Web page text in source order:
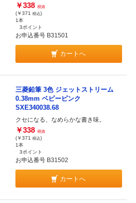
￥338 税抜
(￥371 税込)
1本
3ポイント
お申込番号 B31501
カートへ
三菱鉛筆 3色 ジェットストリーム
0.38mm ベビーピンク
SXE340038.68
クセになる、なめらかな書き味。
￥338 税抜
(￥371 税込)
1本
3ポイント
お申込番号 B31502
カートへ